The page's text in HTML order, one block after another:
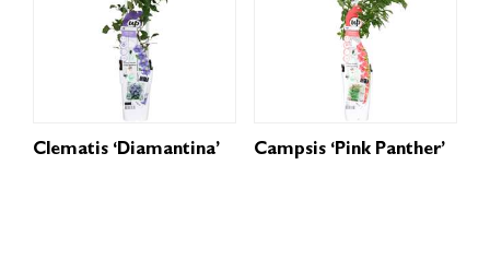
Clematis ‘Diamantina’ Campsis ‘Pink Panther’